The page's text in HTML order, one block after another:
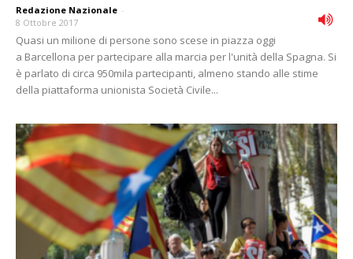
Redazione Nazionale -
8 Ottobre 2017
Quasi un milione di persone sono scese in piazza oggi
a Barcellona per partecipare alla marcia per l'unità della Spagna. Si
è parlato di circa 950mila partecipanti, almeno stando alle stime
della piattaforma unionista Società Civile...